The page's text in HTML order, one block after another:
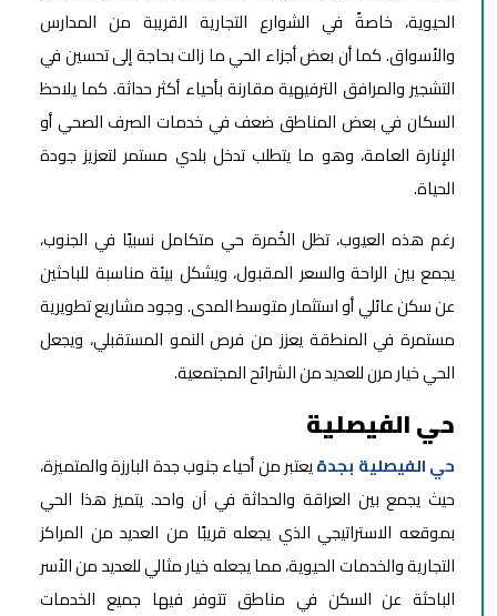
الحيوية، خاصةً في الشوارع التجارية القريبة من المدارس
والأسواق. كما أن بعض أجزاء الحي ما زالت بحاجة إلى تحسين في
التشجير والمرافق الترفيهية مقارنة بأحياء أكثر حداثة. كما يلاحظ
السكان في بعض المناطق ضعف في خدمات الصرف الصحي أو
الإنارة العامة، وهو ما يتطلب تدخل بلدي مستمر لتعزيز جودة
الحياة.
رغم هذه العيوب، تظل الخُمرة حي متكامل نسبيًا في الجنوب،
يجمع بين الراحة والسعر المقبول، ويشكل بيئة مناسبة للباحثين
عن سكن عائلي أو استثمار متوسط المدى. وجود مشاريع تطويرية
مستمرة في المنطقة يعزز من فرص النمو المستقبلي، ويجعل
الحي خيار مرن للعديد من الشرائح المجتمعية.
حي الفيصلية
حي الفيصلية بجدةيعتبر من أحياء جنوب جدة البارزة والمتميزة،
حيث يجمع بين العراقة والحداثة في آن واحد. يتميز هذا الحي
بموقعه الاستراتيجي الذي يجعله قريبًا من العديد من المراكز
التجارية والخدمات الحيوية، مما يجعله خيار مثالي للعديد من الأسر
الباحثة عن السكن في مناطق تتوفر فيها جميع الخدمات